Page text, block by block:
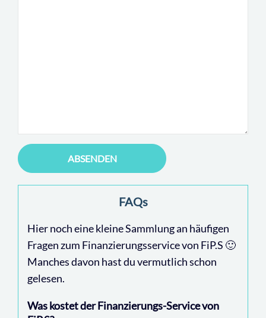
ABSENDEN
FAQs
Hier noch eine kleine Sammlung an häufigen
Fragen zum Finanzierungsservice von FiP.S 🙂
Manches davon hast du vermutlich schon
gelesen.
Was kostet der Finanzierungs-Service von